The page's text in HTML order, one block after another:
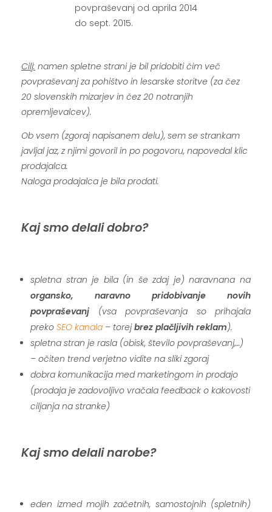
povpraševanj od aprila 2014
do sept. 2015.
Cilj: namen spletne strani je bil pridobiti čim več
povpraševanj za pohištvo in lesarske storitve (za čez
20 slovenskih mizarjev in čez 20 notranjih
opremljevalcev).
Ob vsem (zgoraj napisanem delu), sem se strankam
javljal jaz, z njimi govoril in po pogovoru, napovedal klic
prodajalca.
Naloga prodajalca je bila prodati.
Kaj smo delali dobro?
spletna stran je bila (in še zdaj je) naravnana na
organsko, naravno pridobivanje novih
povpraševanj (vsa povpraševanja so prihajala
prekoSEO kanala – torejbrez plačljivih reklam).
spletna stran je rasla (obisk, število povpraševanj,…)
– očiten trend verjetno vidite na sliki zgoraj
dobra komunikacija med marketingom in prodajo
(prodaja je zadovoljivo vračala feedback o kakovosti
ciljanja na stranke)
Kaj smo delali narobe?
eden izmed mojih začetnih, samostojnih (spletnih)